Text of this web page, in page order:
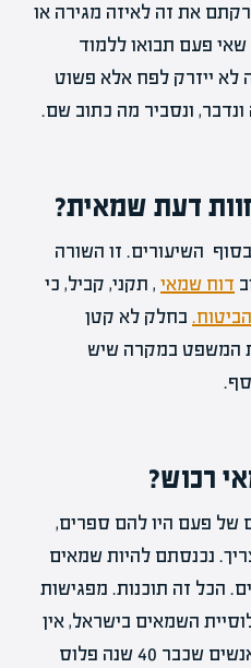
את זה לאיזה מגירה או
פעם תבואו ללמוד
לא ייזרק לפח אלא פשוט
ונסביר מה כתוב שם.
דעת שמאית?
השיעורים. זו השורה
דוח שמאי , תקני, קביל, כי
הביטוח. בחלק לא קטן
המשפט במקרה שיש
רכוש?
של פעם היו להם ספרים,
נכנסתם להיות שמאים
הכל זה תוכנות. מפגישות
השמאים בישראל, אין
הרבה, אבל החלק המרכזי זה אנשים שכבר 40 שנה פלוס